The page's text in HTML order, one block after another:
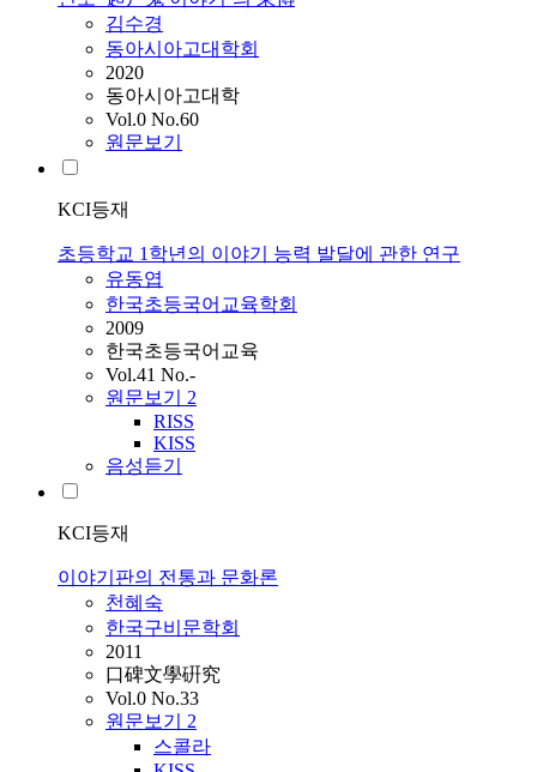
김수경
동아시아고대학회
2020
동아시아고대학
Vol.0 No.60
원문보기
KCI등재
초등학교 1학년의 이야기 능력 발달에 관한 연구
유동엽
한국초등국어교육학회
2009
한국초등국어교육
Vol.41 No.-
원문보기 2
RISS
KISS
음성듣기
KCI등재
이야기판의 전통과 문화론
천혜숙
한국구비문학회
2011
口碑文學硏究
Vol.0 No.33
원문보기 2
스콜라